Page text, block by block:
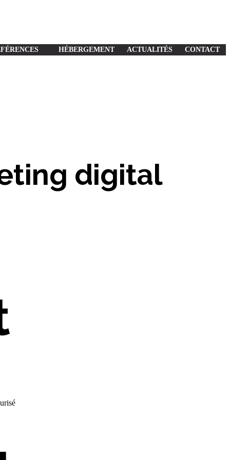
HÉBERGEMENT ACTUALITÉS CONTACT
digital